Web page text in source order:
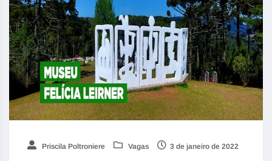
Priscila Poltroniere Vagas 3 de janeiro de 2022